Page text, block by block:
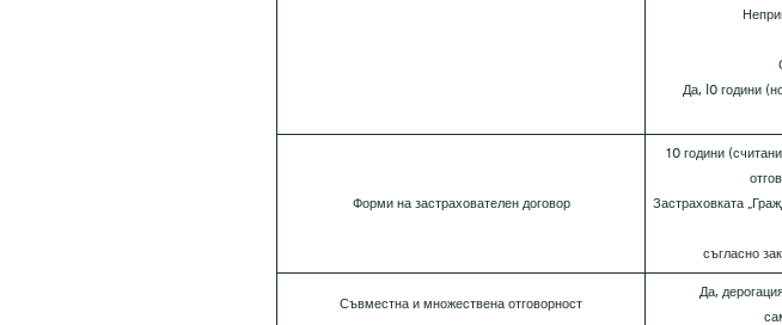
Да, I0 години
Форми на застрахователен договор
10 години
Застраховката
съгласно
Съвместна и множествена отговорност
Да,